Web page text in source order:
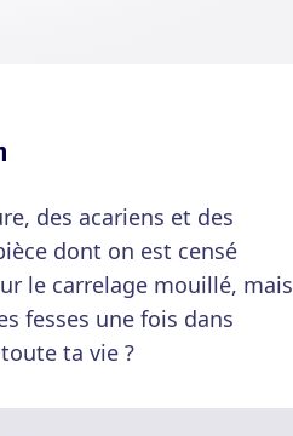
des acariens et des
dont on est censé
le carrelage mouillé, mais
fesses une fois dans
ta vie ?